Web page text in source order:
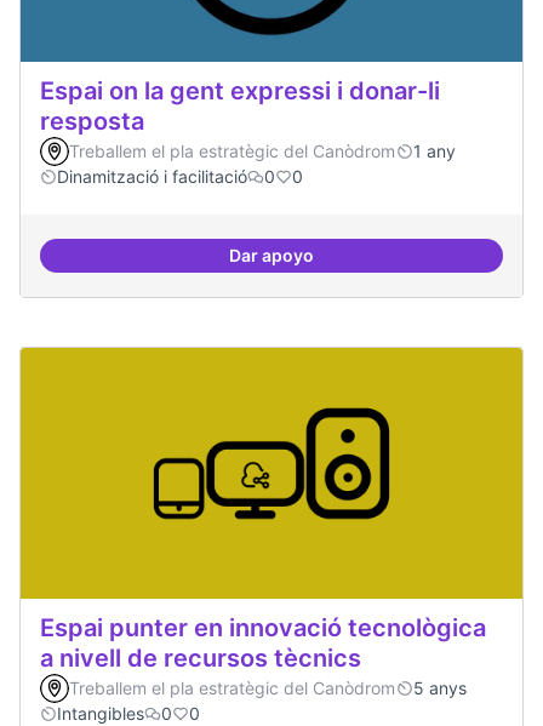
Espai on la gent expressi i donar-li
resposta
Treballem el pla estratègic del Canòdrom
1 any
Dinamització i facilitació
0 0
Dar apoyoEspai on la gent expressi i
Espai punter en innovació tecnològica
a nivell de recursos tècnics
Treballem el pla estratègic del Canòdrom
5 anys
Intangibles
0 0